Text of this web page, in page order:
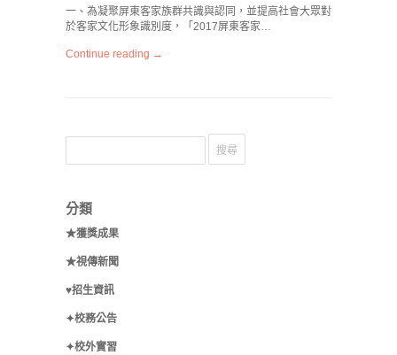
一、為凝聚屏東客家族群共識與認同，並提高社會大眾對
於客家文化形象識別度，「2017屏東客家…
Continue reading →
分類
★獲獎成果
★視傳新聞
♥招生資訊
✦校務公告
✦校外實習